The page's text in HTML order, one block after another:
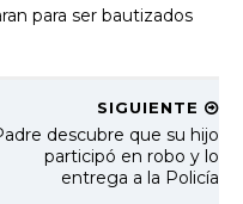
para ser bautizados
SIGUIENTE
descubre que su hijo
participó en robo y lo
entrega a la Policía